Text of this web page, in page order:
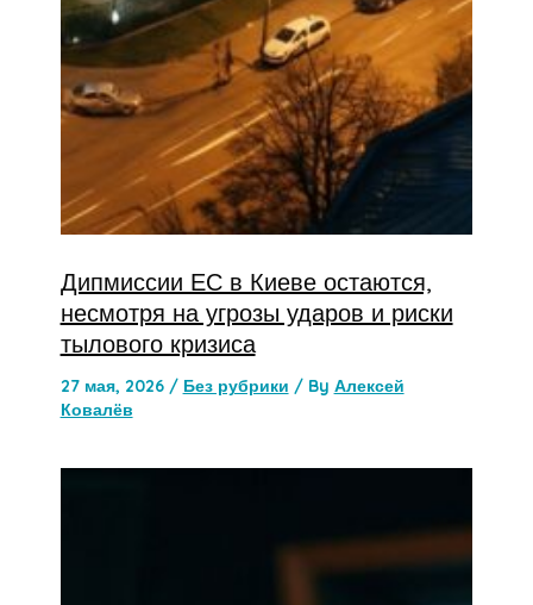
Дипмиссии ЕС в Киеве остаются,
несмотря на угрозы ударов и риски
тылового кризиса
27 мая, 2026 / Без рубрики / By Алексей
Ковалёв